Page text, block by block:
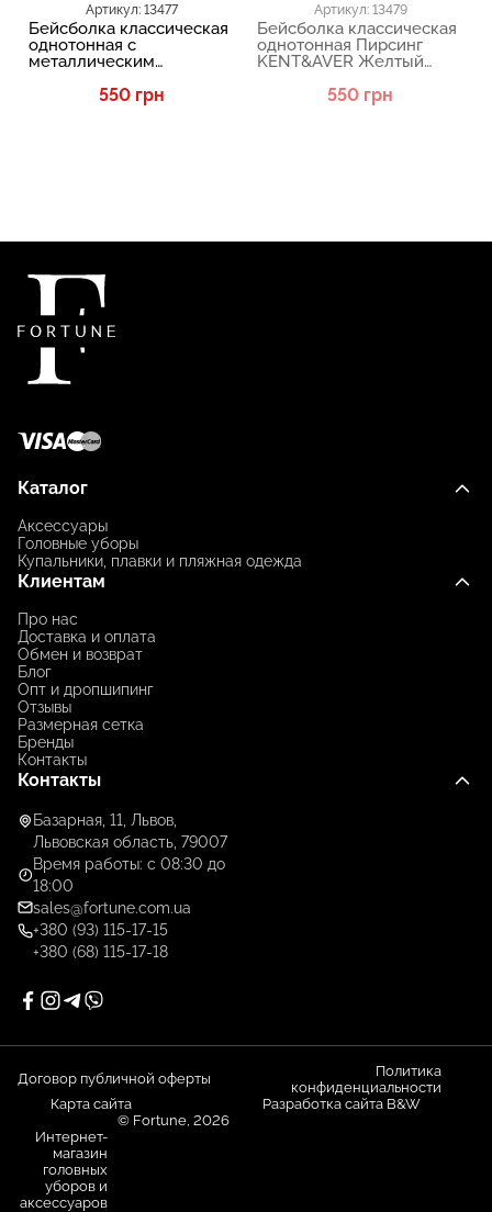
Артикул: 13477
Бейсболка классическая
однотонная с
металлическим
KENT&AVER Белый 13477
550 грн
Артикул: 13479
Бейсболка классическая
однотонная Пирсинг
KENT&AVER Желтый
550 грн
Каталог
Аксессуары
Головные уборы
Купальники, плавки и пляжная одежда
Клиентам
Про нас
Доставка и оплата
Обмен и возврат
Блог
Опт и дропшипинг
Отзывы
Размерная сетка
Бренды
Контакты
Контакты
Базарная, 11, Львов,
Львовская область, 79007
Время работы: с 08:30 до
18:00
sales@fortune.com.ua
+380 (93) 115-17-15
+380 (68) 115-17-18
Договор публичной оферты
Политика
конфиденциальности
Карта сайта
Разработка сайта B&W
© Fortune, 2026
Интернет-
магазин
головных
уборов и
аксессуаров